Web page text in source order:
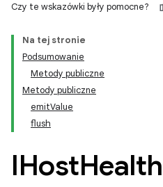
Czy te wskazówki były pomocne?
Na tej stronie
Podsumowanie
Metody publiczne
Metody publiczne
emitValue
flush
IHostHealth